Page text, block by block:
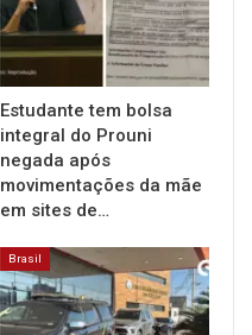
Estudante tem bolsa
integral do Prouni
negada após
movimentações da mãe
em sites de…
Brasil